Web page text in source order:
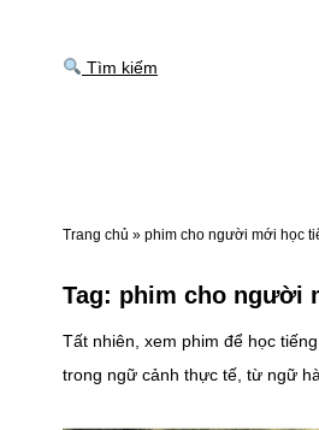
Tìm kiếm
Trang chủ » phim cho người mới học
Tag: phim cho người
Tất nhiên, xem phim để học
trong ngữ cảnh thực tế, từ ngữ